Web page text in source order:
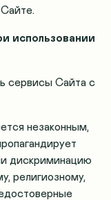
использовании
сервисы Сайта с
незаконным,
дискриминацию
религиозному,